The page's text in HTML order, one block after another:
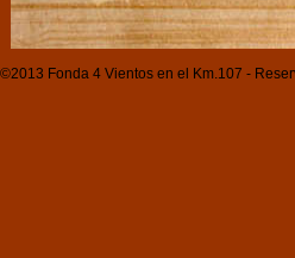
©2013 Fonda 4 Vientos en el Km.107 -